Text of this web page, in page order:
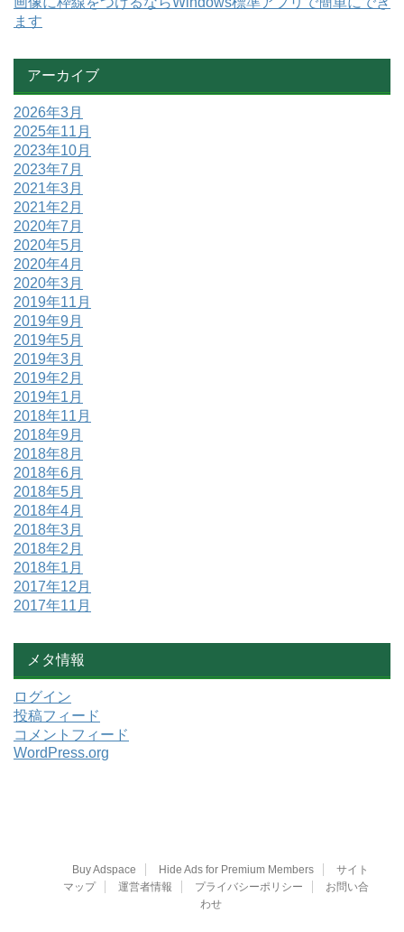
ます
アーカイブ
2026年3月
2025年11月
2023年10月
2023年7月
2021年3月
2021年2月
2020年7月
2020年5月
2020年4月
2020年3月
2019年11月
2019年9月
2019年5月
2019年3月
2019年2月
2019年1月
2018年11月
2018年9月
2018年8月
2018年6月
2018年5月
2018年4月
2018年3月
2018年2月
2018年1月
2017年12月
2017年11月
メタ情報
ログイン
投稿フィード
コメントフィード
WordPress.org
Buy Adspace Hide Ads for Premium Members
サイト
マップ
運営者情報 プライバシーポリシー
お問い合
わせ